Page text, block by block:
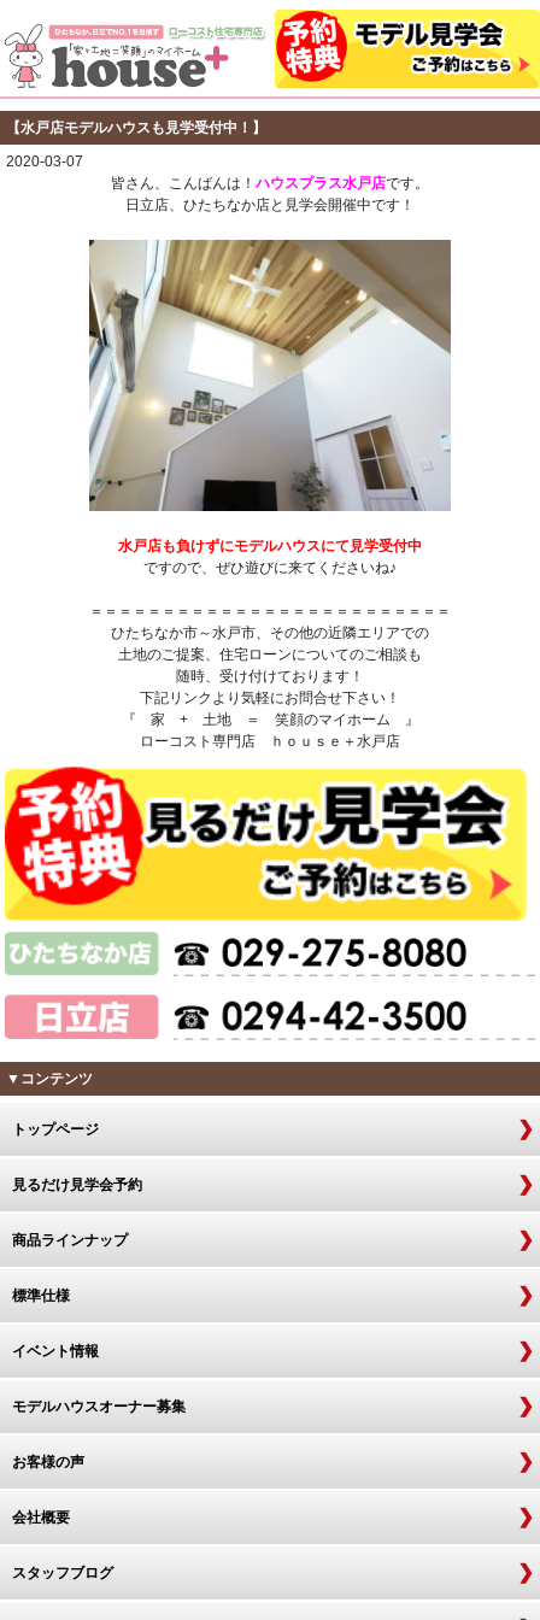
【水戸店モデルハウスも見学受付中！】
2020-03-07
皆さん、こんばんは！ ハウスプラス水戸店です。
日立店、ひたちなか店と見学会開催中です！
水戸店も負けずにモデルハウスにて見学受付中
ですので、ぜひ遊びに来てくださいね♪
＝＝＝＝＝＝＝＝＝＝＝＝＝＝＝＝＝＝＝＝＝＝＝＝＝
ひたちなか市～水戸市、その他の近隣エリアでの
土地のご提案、住宅ローンについてのご相談も
随時、受け付けております！
下記リンクより気軽にお問合せ下さい！
『 家 + 土地 ＝ 笑顔のマイホーム 』
ローコスト専門店 ｈｏｕｓｅ＋水戸店
▼コンテンツ
トップページ
見るだけ見学会予約
商品ラインナップ
標準仕様
イベント情報
モデルハウスオーナー募集
お客様の声
会社概要
スタッフブログ